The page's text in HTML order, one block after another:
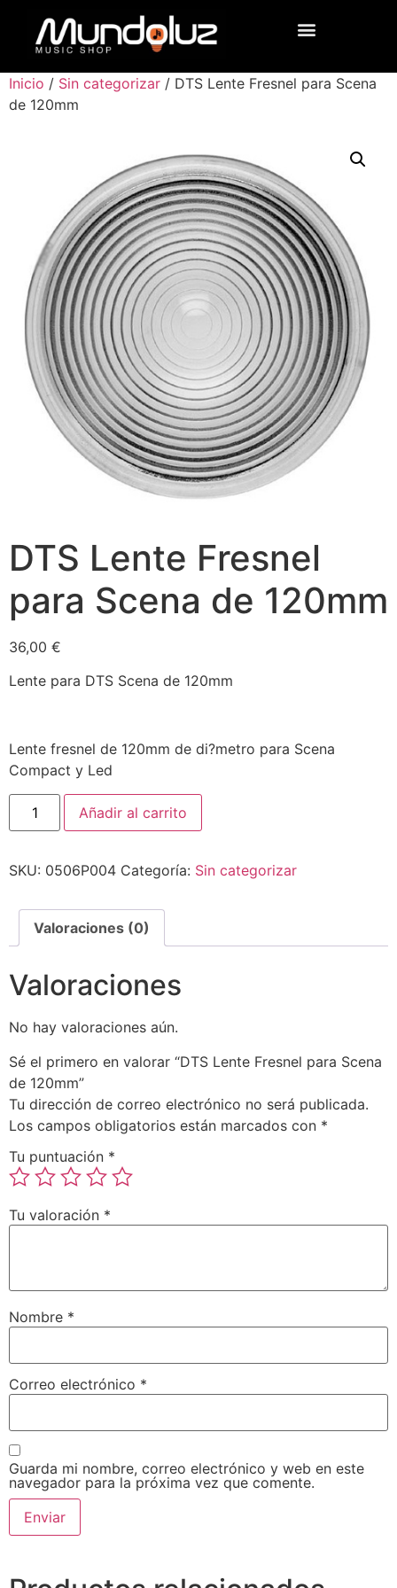
Inicio / Sin categorizar / DTS Lente Fresnel para Scena
de 120mm
DTS Lente Fresnel
para Scena de 120mm
36,00 €
Lente para DTS Scena de 120mm
Lente fresnel de 120mm de di?metro para Scena
Compact y Led
Añadir al carrito
SKU: 0506P004 Categoría: Sin categorizar
Valoraciones (0)
Valoraciones
No hay valoraciones aún.
Sé el primero en valorar “DTS Lente Fresnel para Scena
de 120mm”
Tu dirección de correo electrónico no será publicada.
Los campos obligatorios están marcados con *
Tu puntuación *
Tu valoración *
Nombre *
Correo electrónico *
Guarda mi nombre, correo electrónico y web en este
navegador para la próxima vez que comente.